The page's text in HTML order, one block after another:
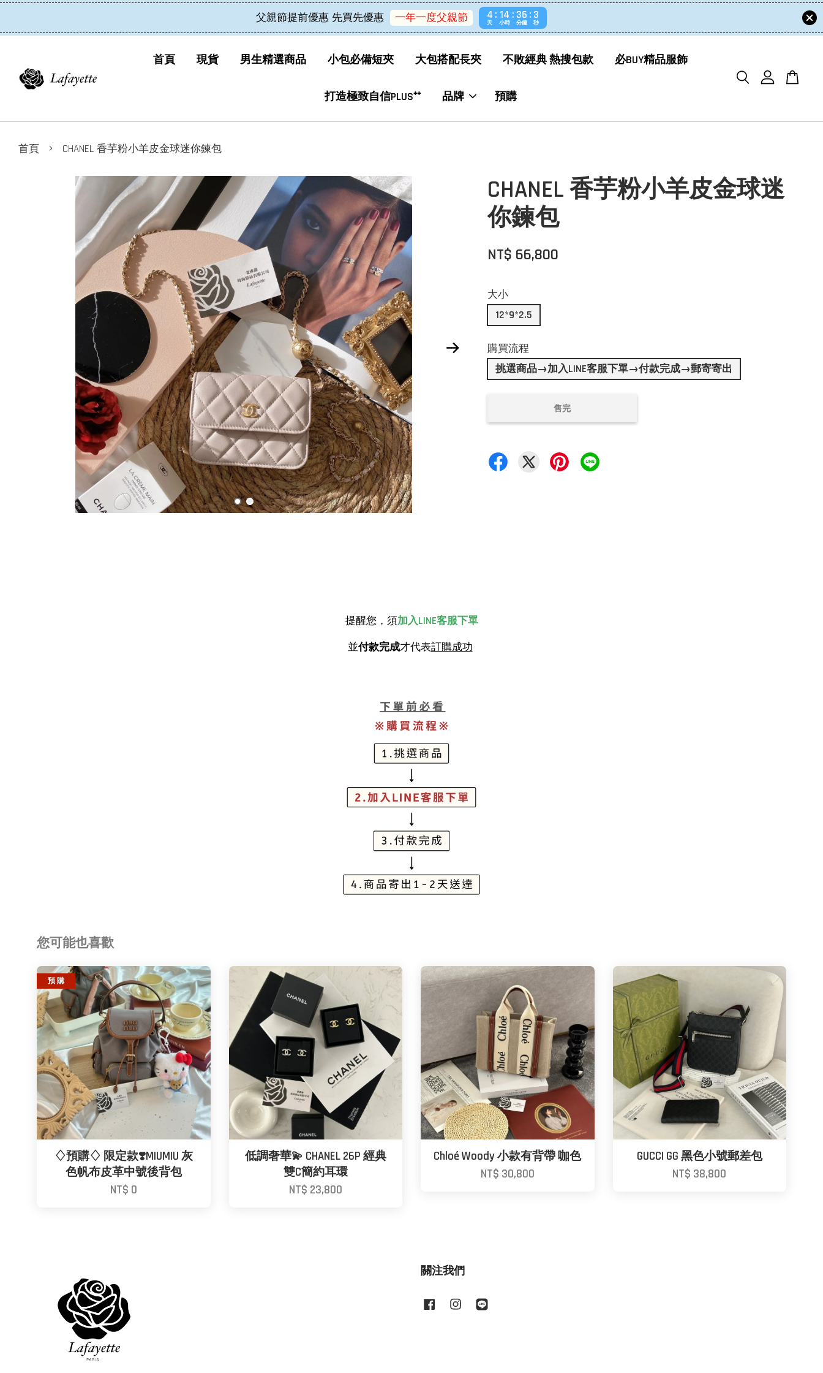
父親節提前優惠 先買先優惠 一年一度父親節 4
天
14
小時
36
分鐘
3
秒
首頁 現貨 男生精選商品 小包必備短夾 大包搭配長夾 不敗經典 熱搜包款 必BUY精品服飾
打造極致自信PLUS⁺⁺ 品牌 預購
首頁 › CHANEL 香芋粉小羊皮金球迷你鍊包
CHANEL 香芋粉小羊皮金球迷
你鍊包
NT$ 66,800
大小
12*9*2.5
購買流程
挑選商品→加入LINE客服下單→付款完成→郵寄寄出
售完
提醒您，須加入LINE客服下單
並付款完成才代表訂購成功
您可能也喜歡
預 購
♢預購♢ 限定款❣️MIUMIU 灰
色帆布皮革中號後背包
NT$ 0
低調奢華💫 CHANEL 26P 經典
雙C簡約耳環
NT$ 23,800
Chloé Woody 小款有背帶 咖色
NT$ 30,800
GUCCI GG 黑色小號郵差包
NT$ 38,800
關注我們
FacebookInstagram